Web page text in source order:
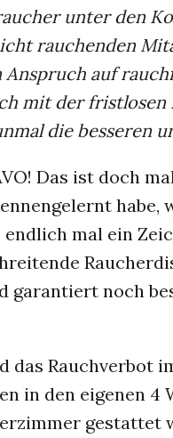
unter den
rauchenden
Anspruch auf
mit der
die besseren
Das ist doch
habe,
mal ein
garantiert noch
das Rauchverbot
in den eigenen 4
gestattet